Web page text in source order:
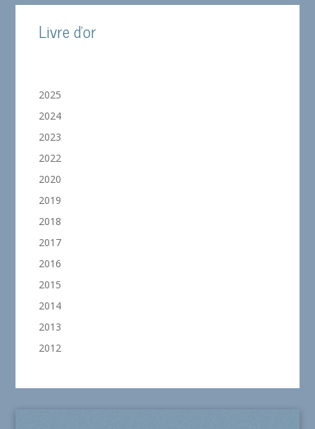
Livre d'or
2025
2024
2023
2022
2020
2019
2018
2017
2016
2015
2014
2013
2012